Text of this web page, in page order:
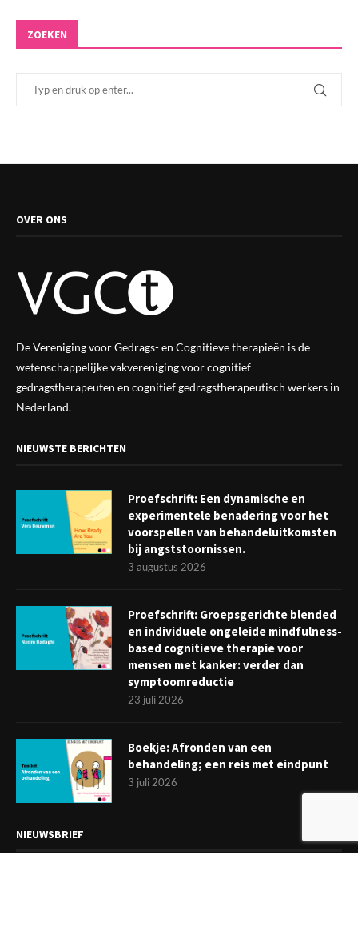
ZOEKEN
OVER ONS
De Vereniging voor Gedrags- en Cognitieve therapieën is de
wetenschappelijke vakverenigingvoor cognitief
gedragstherapeuten en cognitief gedragstherapeutisch werkers in
Nederland.
NIEUWSTE BERICHTEN
Proefschrift: Een dynamische en
experimentele benadering voor het
voorspellen van behandeluitkomsten
bij angststoornissen.
3 augustus 2026
Proefschrift: Groepsgerichte blended
en individuele ongeleide mindfulness-
based cognitieve therapie voor
mensen met kanker: verder dan
symptoomreductie
23 juli 2026
Boekje: Afronden van een
behandeling; een reis met eindpunt
3 juli 2026
NIEUWSBRIEF